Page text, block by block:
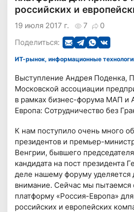
российских и
7 0
19 июля 2017 г.
Поделиться:
ИТ-рынок, информационные
Выступление Андрея Поденка,
Московской ассоциации
в рамках бизнес-форума МАП и
Европа: Сотрудничество без
К нам поступило очень много
президентов и премьер-
Венгрии, бывшего
кандидата на пост президента
деле нашему форуму уделяется
внимание. Сейчас мы пытаемся
платформу «Россия-Европа»
российских и европейских